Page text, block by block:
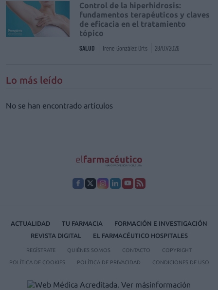
Control de la hiperhidrosis:
fundamentos terapéuticos y claves
de eficacia en el tratamiento
tópico
SALUD Irene González Orts 28/07/2026
Lo más leído
No se han encontrado artículos
ACTUALIDAD TU FARMACIA
FORMACIÓN E INVESTIGACIÓN
REVISTA DIGITAL
EL FARMACÉUTICO HOSPITALES
REGÍSTRATE QUIÉNES SOMOS CONTACTO COPYRIGHT
POLÍTICA DE COOKIES POLÍTICA DE PRIVACIDAD CONDICIONES DE USO